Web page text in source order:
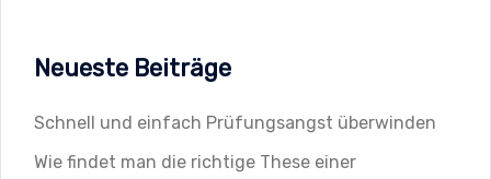
Neueste Beiträge
Schnell und einfach Prüfungsangst überwinden
Wie findet man die richtige These einer